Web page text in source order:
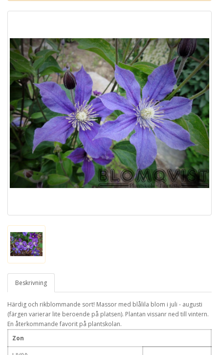
Beskrivning
Härdig och rikblommande sort! Massor med blålila blom i juli - augusti
(färgen varierar lite beroende på platsen). Plantan vissanr ned till vintern.
En återkommande favorit på plantskolan.
Zon